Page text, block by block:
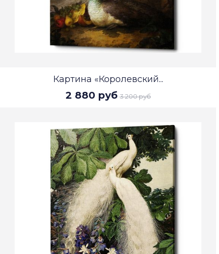
Картина «Королевский...
2 880 руб 3 200 руб